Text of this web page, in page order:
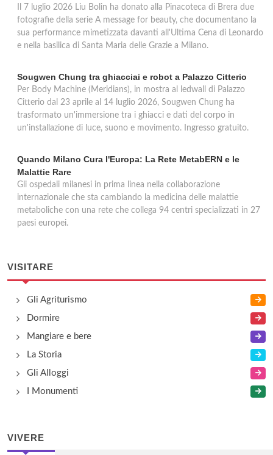
Il 7 luglio 2026 Liu Bolin ha donato alla Pinacoteca di Brera due
fotografie della serie A message for beauty, che documentano la
sua performance mimetizzata davanti all'Ultima Cena di Leonardo
e nella basilica di Santa Maria delle Grazie a Milano.
Sougwen Chung tra ghiacciai e robot a Palazzo Citterio
Per Body Machine (Meridians), in mostra al ledwall di Palazzo
Citterio dal 23 aprile al 14 luglio 2026, Sougwen Chung ha
trasformato un'immersione tra i ghiacci e dati del corpo in
un'installazione di luce, suono e movimento. Ingresso gratuito.
Quando Milano Cura l'Europa: La Rete MetabERN e le
Malattie Rare
Gli ospedali milanesi in prima linea nella collaborazione
internazionale che sta cambiando la medicina delle malattie
metaboliche con una rete che collega 94 centri specializzati in 27
paesi europei.
VISITARE
Gli Agriturismo
Dormire
Mangiare e bere
La Storia
Gli Alloggi
I Monumenti
VIVERE